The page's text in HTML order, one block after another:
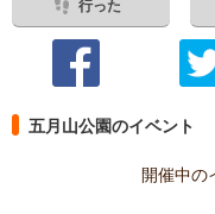
行った
五月山公園のイベント
開催中の